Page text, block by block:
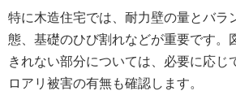
特に木造住宅では、耐力壁の量とバラ
態、基礎のひび割れなどが重要です。
きれない部分については、必要に応じ
ロアリ被害の有無も確認します。